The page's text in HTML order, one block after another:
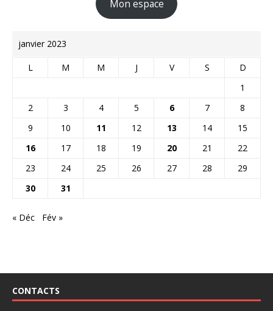
Mon espace
janvier 2023
L M M J V S
D
1
2
3 4 5 6 7
8
9
10 11 12 13 14
15
16
17 18 19 20 21
22
23
24 25 26 27 28
29
30
31
« Déc Fév »
CONTACTS